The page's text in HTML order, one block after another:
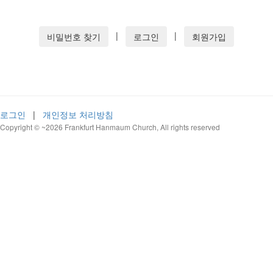
비밀번호 찾기 | 로그인 | 회원가입
로그인 | 개인정보 처리방침
Copyright © ~2026 Frankfurt Hanmaum Church, All rights reserved